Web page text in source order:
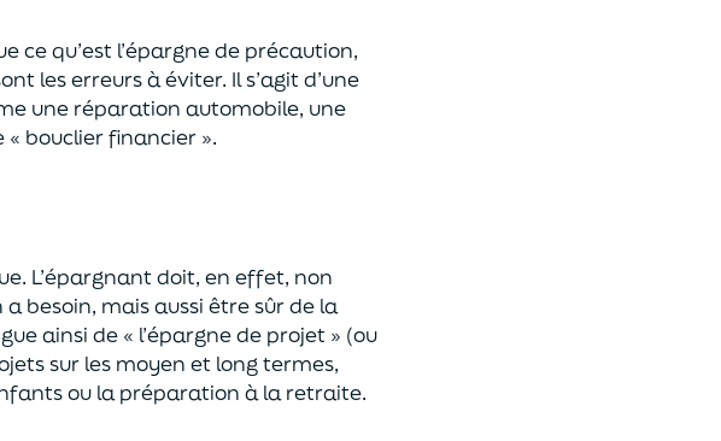
ce qu’est l’épargne de précaution,
les erreurs à éviter. Il s’agit d’une
une réparation automobile, une
« bouclier financier ».
L’épargnant doit, en effet, non
besoin, mais aussi être sûr de la
ainsi de « l’épargne de projet » (ou
sur les moyen et long termes,
ou la préparation à la retraite.